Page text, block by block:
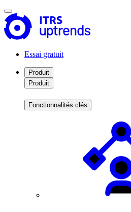
Essai gratuit
Produit
Produit
Fonctionnalités clés